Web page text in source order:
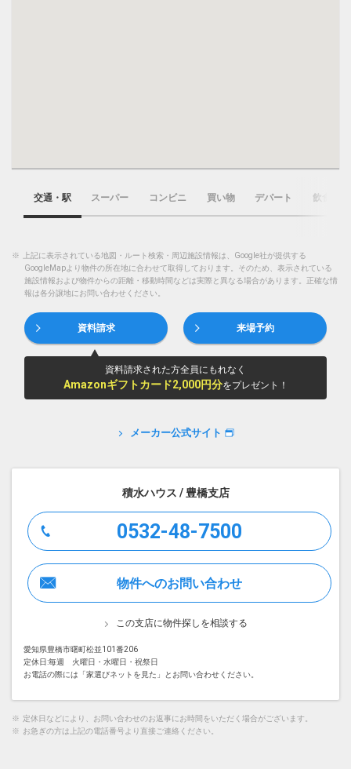
交通・駅 スーパー コンビニ 買い物 デパート 飲食店
※
上記に表示されている地図・ルート検索・周辺施設情報は、Google社が提供する
GoogleMapより物件の所在地に合わせて取得しております。そのため、表示されている
施設情報および物件からの距離・移動時間などは実際と異なる場合があります。正確な情
報は各分譲地にお問い合わせください。
資料請求 来場予約
資料請求された方全員にもれなく
Amazonギフトカード2,000円分をプレゼント！
メーカー公式サイト
積水ハウス / 豊橋支店
0532-48-7500
物件へのお問い合わせ
この支店に物件探しを相談する
愛知県豊橋市曙町松並101番206
定休日:毎週 火曜日・水曜日・祝祭日
お電話の際には「家選びネットを見た」とお問い合わせください。
※ 定休日などにより、お問い合わせのお返事にお時間をいただく場合がございます。
※ お急ぎの方は上記の電話番号より直接ご連絡ください。